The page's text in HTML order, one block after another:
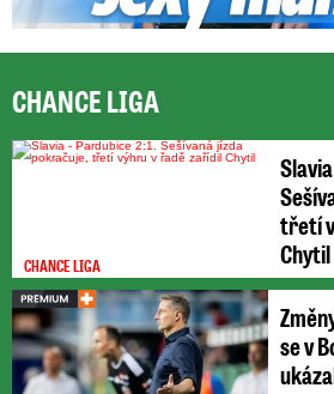
CHANCE LIGA
CHANCE LIGA
třetí
Chytil
se v